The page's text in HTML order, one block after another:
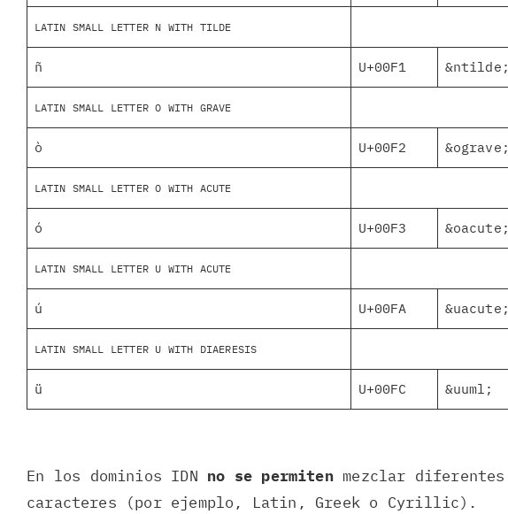
LATIN SMALL LETTER N WITH TILDE
ñ U+00F1 &ntilde;
LATIN SMALL LETTER O WITH GRAVE
ò U+00F2 &ograve;
LATIN SMALL LETTER O WITH ACUTE
ó U+00F3 &oacute;
LATIN SMALL LETTER U WITH ACUTE
ú U+00FA &uacute;
LATIN SMALL LETTER U WITH DIAERESIS
ü U+00FC &uuml;
En los dominios IDN no se permitenmezclar diferentes
caracteres (por ejemplo, Latin, Greek o Cyrillic).